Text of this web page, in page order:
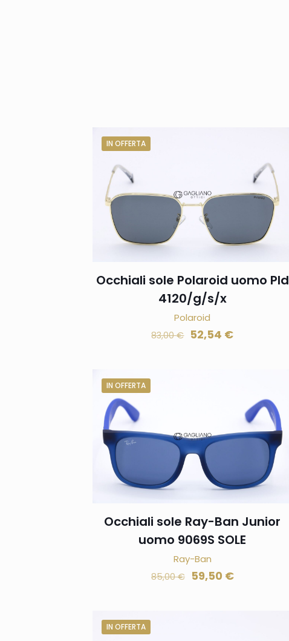
IN OFFERTA
Occhiali sole Polaroid uomo Pld
4120/g/s/x
Polaroid
83,00€ 52,54 €
IN OFFERTA
Occhiali sole Ray-Ban Junior
uomo 9069S SOLE
Ray-Ban
85,00€ 59,50 €
IN OFFERTA